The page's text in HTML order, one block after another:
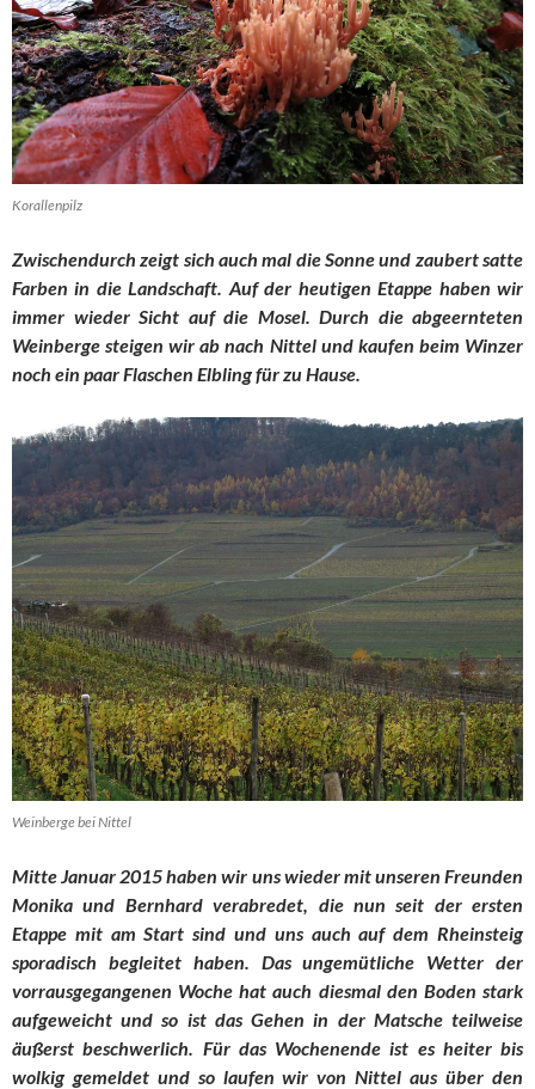
Korallenpilz
Zwischendurch zeigt sich auch mal die Sonne und zaubert satte
Farben in die Landschaft. Auf der heutigen Etappe haben wir
immer wieder Sicht auf die Mosel. Durch die abgeernteten
Weinberge steigen wir ab nach Nittel und kaufen beim Winzer
noch ein paar Flaschen Elbling für zu Hause.
Weinberge bei Nittel
Mitte Januar 2015 haben wir uns wieder mit unseren Freunden
Monika und Bernhard verabredet, die nun seit der ersten
Etappe mit am Start sind und uns auch auf dem Rheinsteig
sporadisch begleitet haben. Das ungemütliche Wetter der
vorrausgegangenen Woche hat auch diesmal den Boden stark
aufgeweicht und so ist das Gehen in der Matsche teilweise
äußerst beschwerlich. Für das Wochenende ist es heiter bis
wolkig gemeldet und so laufen wir von Nittel aus über den